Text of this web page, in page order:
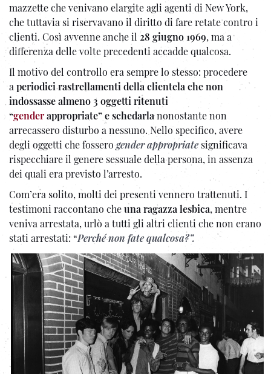
mazzette che venivano elargite agli agenti di New York,
che tuttavia si riservavano il diritto di fare retate contro i
clienti. Così avvenne anche il 28 giugno 1969, ma a
differenza delle volte precedenti accadde qualcosa.
Il motivo del controllo era sempre lo stesso: procedere
a periodici rastrellamenti della clientela che non
indossassealmeno 3 oggetti ritenuti
“genderappropriate” e schedarlanonostante non
arrecassero disturbo a nessuno. Nello specifico, avere
degli oggetti che fosserogender appropriatesignificava
rispecchiare il genere sessuale della persona, in assenza
dei quali era previsto l’arresto.
Com’era solito, molti dei presenti vennero trattenuti. I
testimoni raccontano cheuna ragazza lesbica, mentre
veniva arrestata, urlò a tutti gli altri clienti che non erano
stati arrestati: “Perché non fate qualcosa?”.